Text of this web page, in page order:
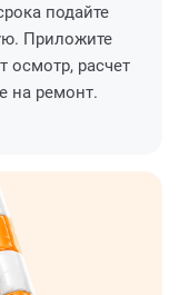
подайте
Приложите
осмотр, расчет
на ремонт.